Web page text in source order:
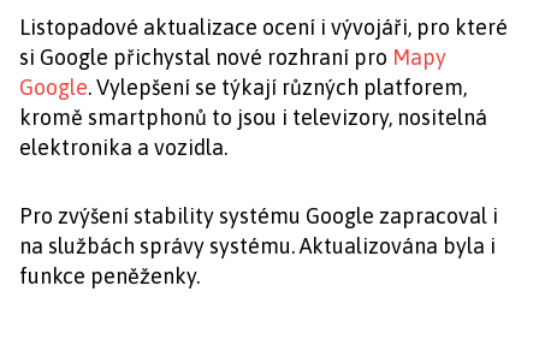
Listopadové aktualizace ocení i vývojáři, pro které
si Google přichystal nové rozhraní pro Mapy
Google. Vylepšení se týkají různých platforem,
kromě smartphonů to jsou i televizory, nositelná
elektronika a vozidla.
Pro zvýšení stability systému Google zapracoval i
na službách správy systému. Aktualizována byla i
funkce peněženky.